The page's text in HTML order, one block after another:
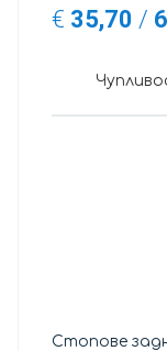
€ 35,70 /
Стопове